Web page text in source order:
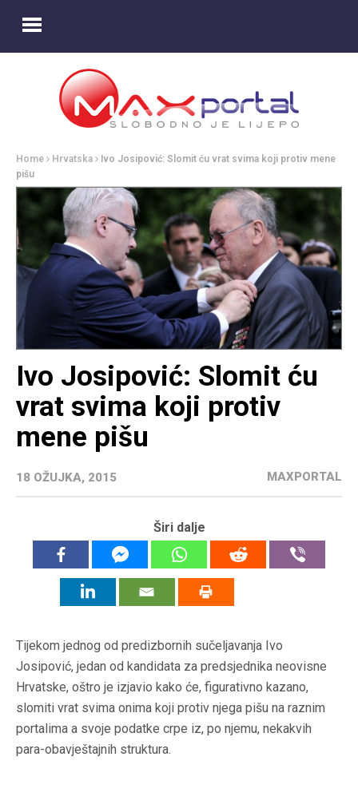
Home Hrvatska
Ivo Josipović: Slomit ću vrat svima koji protiv mene
pišu
Ivo Josipović: Slomit ću
vrat svima koji protiv
mene pišu
18 OŽUJKA, 2015 MAXPORTAL
Širi dalje
Tijekom jednog od predizbornih sučeljavanja Ivo
Josipović, jedan od kandidata za predsjednika neovisne
Hrvatske, oštro je izjavio kako će, figurativno kazano,
slomiti vrat svima onima koji protiv njega pišu na raznim
portalima a svoje podatke crpe iz, po njemu, nekakvih
para-obavještajnih struktura.